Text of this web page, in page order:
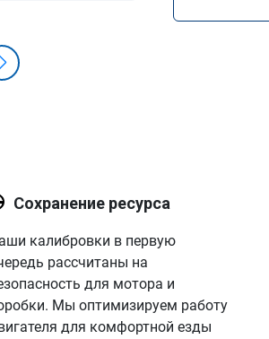
Сохранение ресурса
калибровки в первую
рассчитаны на
для мотора и
Мы оптимизируем работу
для комфортной езды